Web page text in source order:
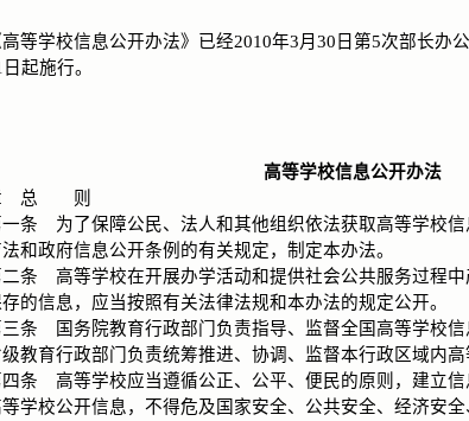
学校信息公开办法》已经2010年3月30日第5次部长办
起施行。
高等学校信息公开办法
总 则
为了保障公民、法人和其他组织依法获取高等学校信
和政府信息公开条例的有关规定，制定本办法。
高等学校在开展办学活动和提供社会公共服务过程中
的信息，应当按照有关法律法规和本办法的规定公开。
国务院教育行政部门负责指导、监督全国高等学校信
育行政部门负责统筹推进、协调、监督本行政区域内高
高等学校应当遵循公正、公平、便民的原则，建立信
校公开信息，不得危及国家安全、公共安全、经济安全